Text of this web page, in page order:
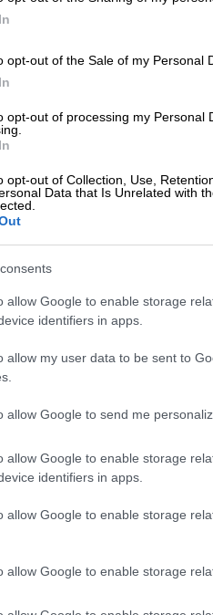
opt-out of the Sale of my Personal
opt-out of processing my Personal
opt-out of Collection, Use,
Data that Is Unrelated with
allow Google to enable storage
identifiers in apps.
allow my user data to be sent to
allow Google to send me
allow Google to enable storage
identifiers in apps.
allow Google to enable storage
allow Google to enable storage
να
η Μελάνια Τραμπ
επιλογή να
του ελέγχου των
της ενήλικης ζωής
τις πολιτικές
αποκαλύπτει ότι,
των
δικαιώματος των
ο δεδομένης της σχέσης
στις εκλογές με
την σοβαρή
υπό τον σύζυγό
Dobbs κατά Jackson
επί προεδρίας
από το μακρινό 1973
άμβλωση
διοικούνται από
στα αναπαραγωγικά
τόσο να πάρει τα
της οποίας επί